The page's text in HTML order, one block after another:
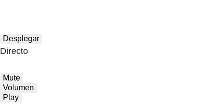
Desplegar
Directo
Mute
Volumen
Play